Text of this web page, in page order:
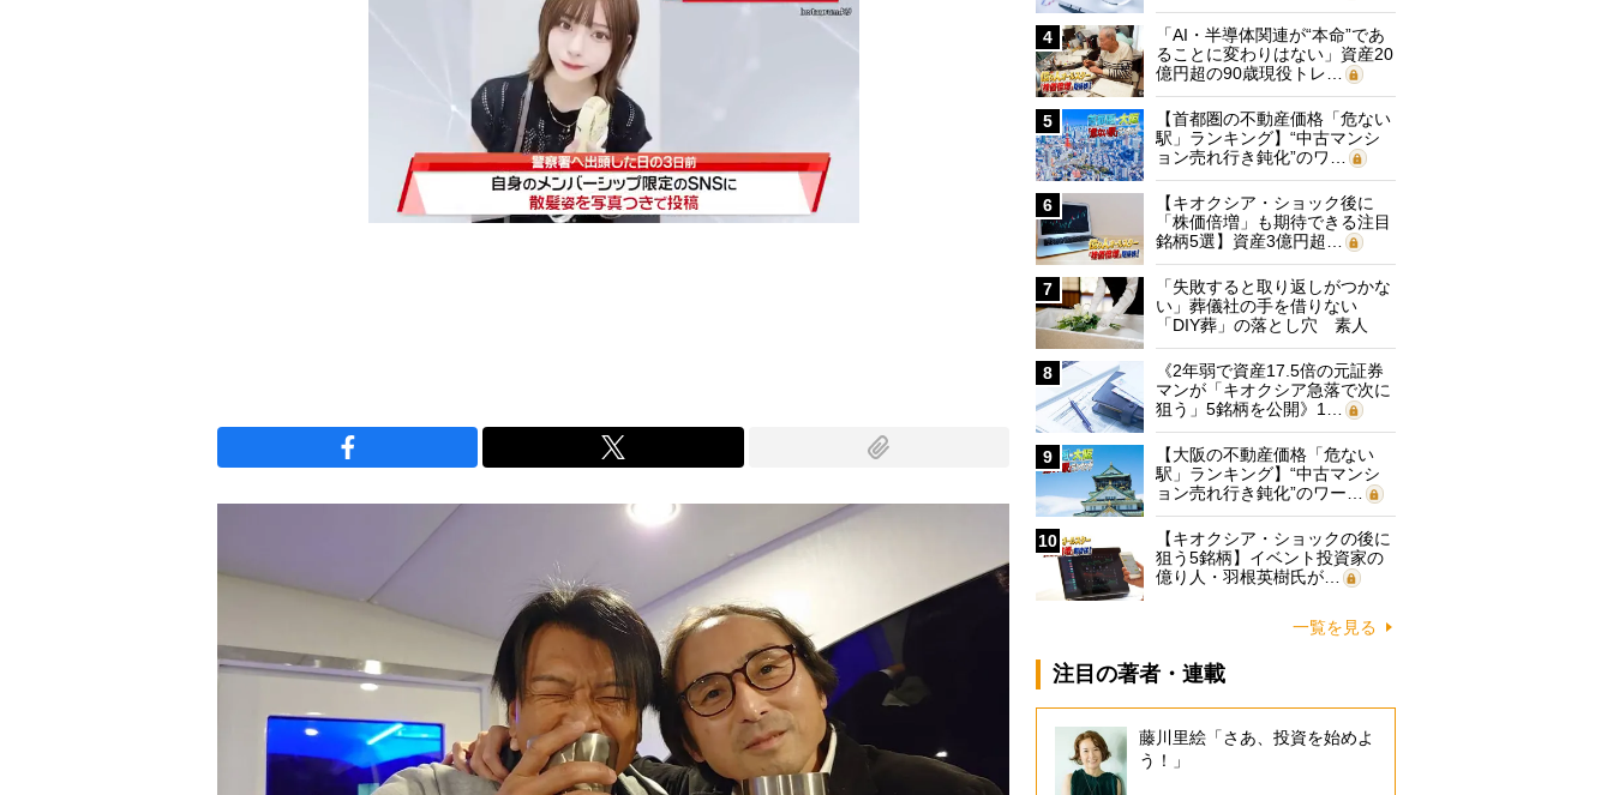
4
「AI・半導体関連が“本命”であ
ることに変わりはない」資産20
億円超の90歳現役トレ…
5
【首都圏の不動産価格「危ない
駅」ランキング】“中古マンシ
ョン売れ行き鈍化”のワ…
6
【キオクシア・ショック後に
「株価倍増」も期待できる注目
銘柄5選】資産3億円超…
7
「失敗すると取り返しがつかな
い」葬儀社の手を借りない
「DIY葬」の落とし穴 素人
に…
8
《2年弱で資産17.5倍の元証券
マンが「キオクシア急落で次に
狙う」5銘柄を公開》1…
9
【大阪の不動産価格「危ない
駅」ランキング】“中古マンシ
ョン売れ行き鈍化”のワー…
10
【キオクシア・ショックの後に
狙う5銘柄】イベント投資家の
億り人・羽根英樹氏が…
一覧を見る
注目の著者・連載
藤川里絵「さあ、投資を始めよ
う！」